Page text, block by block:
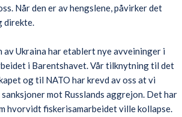
Når den er av hengslene, påvirker det
direkte.
av Ukraina har etablert nye avveininger i
i Barentshavet. Vår tilknytning til det
og til NATO har krevd av oss at vi
mot Russlands aggrejon. Det har
hvorvidt fiskerisamarbeidet ville kollapse.